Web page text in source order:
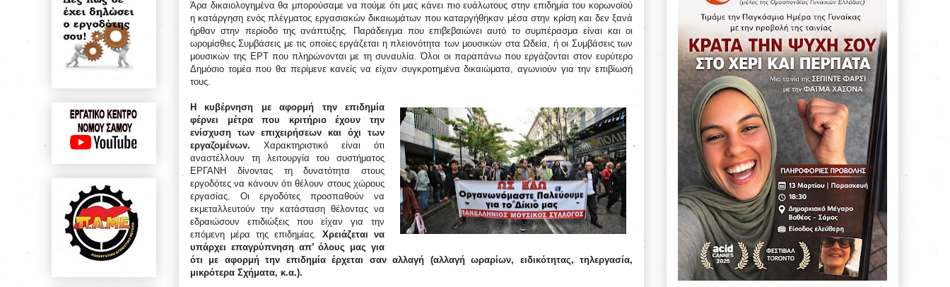
Άρα δικαιολογημένα θα μπορούσαμε να πούμε ότι μας κάνει πιο ευάλωτους στην επιδημία του κορωνοϊού
η κατάργηση ενός πλέγματος εργασιακών δικαιωμάτων που καταργήθηκαν μέσα στην κρίση και δεν ξανά
ήρθαν στην περίοδο της ανάπτυξης. Παράδειγμα που επιβεβαιώνει αυτό το συμπέρασμα είναι και οι
ωρομίσθιες Συμβάσεις με τις οποίες εργάζεται η πλειονότητα των μουσικών στα Ωδεία, ή οι Συμβάσεις των
μουσικών της ΕΡΤ που πληρώνονται με τη συναυλία. Όλοι οι παραπάνω που εργάζονται στον ευρύτερο
Δημόσιο τομέα που θα περίμενε κανείς να είχαν συγκροτημένα δικαιώματα, αγωνιούν για την επιβίωσή
τους.
Η κυβέρνηση με αφορμή την επιδημία
φέρνει μέτρα που κριτήριο έχουν την
ενίσχυση των επιχειρήσεων και όχι των
εργαζομένων. Χαρακτηριστικό είναι ότι
αναστέλλουν τη λειτουργία του συστήματος
ΕΡΓΑΝΗ δίνοντας τη δυνατότητα στους
εργοδότες να κάνουν ότι θέλουν στους χώρους
εργασίας. Οι εργοδότες προσπαθούν να
εκμεταλλευτούν την κατάσταση θέλοντας να
εδραιώσουν επιδιώξεις που είχαν για την
επόμενη μέρα της επιδημίας. Χρειάζεται να
υπάρχει επαγρύπνηση απ’ όλους μας για
ότι με αφορμή την επιδημία έρχεται σαν αλλαγή (αλλαγή ωραρίων, ειδικότητας, τηλεργασία,
μικρότερα Σχήματα, κ.α.).